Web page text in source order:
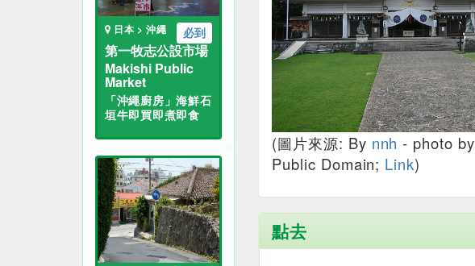
必到
日本 > 沖繩
第一牧志公設市場
Makishi Public
Market
「沖繩廚房」海鮮石
垣牛即買即煮即食
(圖片來源: By nnh - photo by
Public Domain; Link)
點去